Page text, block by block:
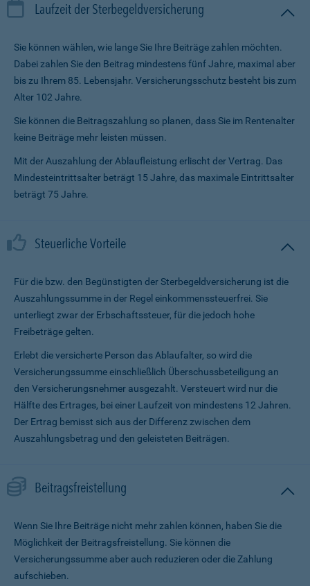
Laufzeit der Sterbegeldversicherung
Sie können wählen, wie lange Sie Ihre Beiträge zahlen möchten.
Dabei zahlen Sie den Beitrag mindestens fünf Jahre, maximal aber
bis zu Ihrem 85. Lebensjahr. Versicherungsschutz besteht bis zum
Alter 102 Jahre.
Sie können die Beitragszahlung so planen, dass Sie im Renten­alter
keine Beiträge mehr leisten müssen.
Mit der Auszahlung der Ablaufleistung erlischt der Vertrag. Das
Mindesteintrittsalter beträgt 15 Jahre, das maximale Eintrittsalter
beträgt 75 Jahre.
Steuerliche Vorteile
Für die bzw. den Begünstigten der Sterbegeldversicherung ist die
Auszahlungssumme in der Regel einkommenssteuerfrei. Sie
unterliegt zwar der Erbschaftssteuer, für die jedoch hohe
Freibeträge gelten.
Erlebt die versicherte Person das Ablaufalter, so wird die
Versicherungssumme ein­schließlich Überschussbeteiligung an
den Versicherungsnehmer ausgezahlt. Versteuert wird nur die
Hälfte des Ertrages, bei einer Laufzeit von mindestens 12 Jahren.
Der Ertrag bemisst sich aus der Differenz zwischen dem
Auszahlungsbetrag und den geleisteten Beiträgen.
Beitragsfreistellung
Wenn Sie Ihre Beiträge nicht mehr zahlen können, haben Sie die
Möglichkeit der Beitragsfreistellung. Sie können die
Versicherungssumme aber auch reduzieren oder die Zahlung
aufschieben.